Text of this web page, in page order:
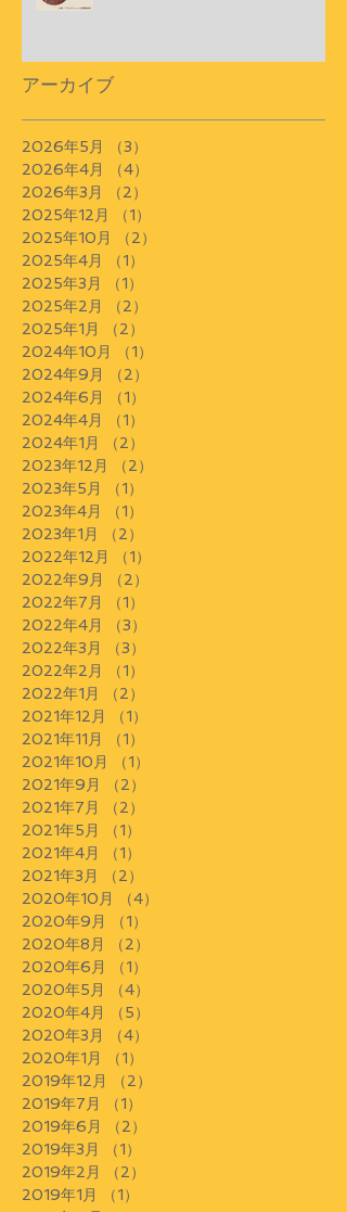
アーカイブ
2026年5月 （3）
2026年4月
（4）
2026年3月
（2）
2025年12月
（1）
2025年10月
（2）
2025年4月
（1）
2025年3月
（1）
2025年2月
（2）
2025年1月
（2）
2024年10月
（1）
2024年9月
（2）
2024年6月
（1）
2024年4月
（1）
2024年1月
（2）
2023年12月
（2）
2023年5月
（1）
2023年4月
（1）
2023年1月
（2）
2022年12月
（1）
2022年9月
（2）
2022年7月
（1）
2022年4月
（3）
2022年3月
（3）
2022年2月
（1）
2022年1月
（2）
2021年12月
（1）
2021年11月
（1）
2021年10月
（1）
2021年9月
（2）
2021年7月
（2）
2021年5月
（1）
2021年4月
（1）
2021年3月
（2）
2020年10月
（4）
2020年9月
（1）
2020年8月
（2）
2020年6月
（1）
2020年5月
（4）
2020年4月
（5）
2020年3月
（4）
2020年1月
（1）
2019年12月
（2）
2019年7月
（1）
2019年6月
（2）
2019年3月
（1）
2019年2月
（2）
2019年1月
（1）